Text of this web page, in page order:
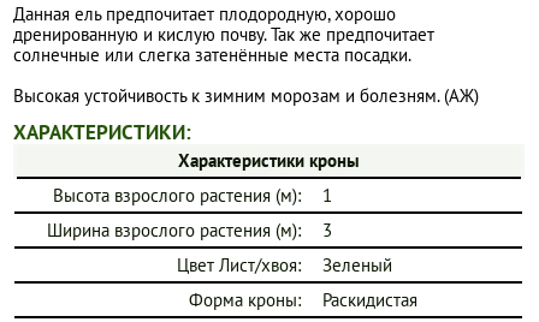
Данная ель предпочитает плодородную, хорошо
дренированную и кислую почву. Так же предпочитает
солнечные или слегка затенённые места посадки.
Высокая устойчивость к зимним морозам и болезням. (АЖ)
ХАРАКТЕРИСТИКИ:
Характеристики кроны
Высота взрослого растения (м):
1
Ширина взрослого растения (м):
3
Цвет Лист/хвоя:
Зеленый
Форма кроны:
Раскидистая